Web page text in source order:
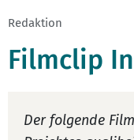
Redaktion
Filmclip
Der folgende